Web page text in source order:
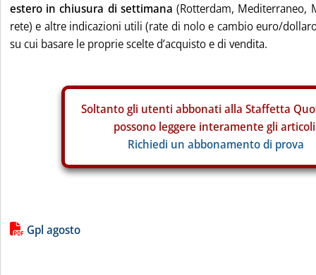
estero in chiusura di settimana (Rotterdam, Mediterraneo,
rete) e altre indicazioni utili (rate di nolo e cambio euro/
su cui basare le proprie scelte d’acquisto e di vendita.
Soltanto gli utenti abbonati alla Staffetta
possono leggere interamente gli
Richiedi un abbonamento di prova
Lista allegati PDF alla notizia
Gpl agosto